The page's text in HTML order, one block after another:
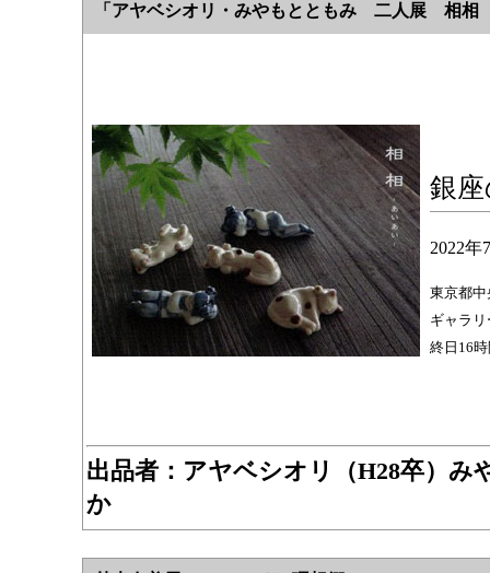
「アヤベシオリ・みやもとともみ 二人展 相
銀
2022年
東京都中
ギャラ
終日16
出品者：アヤベシオリ（H28卒）み
か